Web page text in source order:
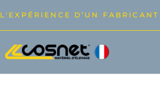
L'EXPÉRIENCE D’UN